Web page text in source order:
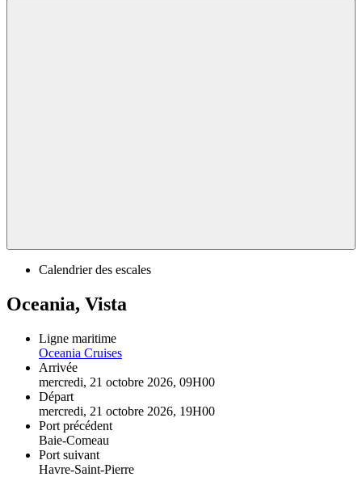
Calendrier des escales
Oceania, Vista
Ligne maritime
Oceania Cruises
Arrivée
mercredi, 21 octobre 2026, 09H00
Départ
mercredi, 21 octobre 2026, 19H00
Port précédent
Baie-Comeau
Port suivant
Havre-Saint-Pierre